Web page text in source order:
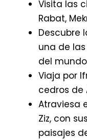
Visita las
Rabat,
Descubre
una de
del
Viaja por
cedros de
Atraviesa
Ziz, con
paisajes